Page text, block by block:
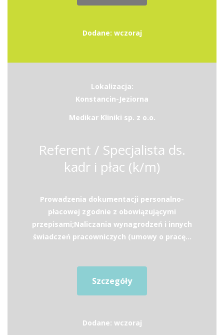
Dodane: wczoraj
Lokalizacja:
Konstancin-Jeziorna
Medikar Kliniki sp. z o.o.
Referent / Specjalista ds.
kadr i płac (k/m)
Prowadzenia dokumentacji personalno-
płacowej zgodnie z obowiązującymi
przepisami;Naliczania wynagrodzeń i innych
świadczeń pracowniczych (umowy o pracę...
Szczegóły
Dodane: wczoraj